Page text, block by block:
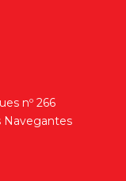
nº 266
Navegantes